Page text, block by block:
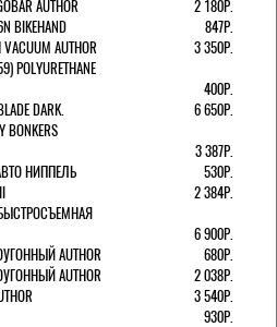
AUTHOR
2 180Р.
847Р.
AUTHOR
3 350Р.
400Р.
DARK.
6 650Р.
3 387Р.
НИППЕЛЬ
530Р.
2 384Р.
6 900Р.
AUTHOR
680Р.
AUTHOR
2 038Р.
3 540Р.
930Р.